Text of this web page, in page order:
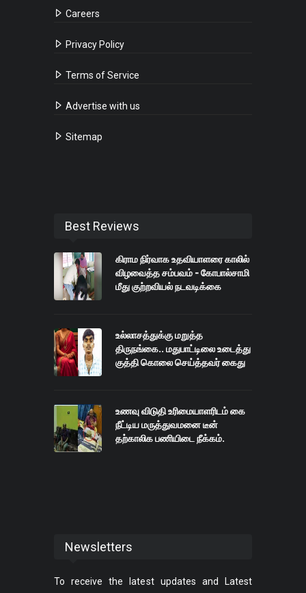
Careers
Privacy Policy
Terms of Service
Advertise with us
Sitemap
Best Reviews
கிராம நிர்வாக உதவியாளரை காலில்
விழவைத்த சம்பவம் - கோபால்சாமி
மீது குற்றவியல் நடவடிக்கை
உல்லாசத்துக்கு மறுத்த
திருநங்கை.. மதுபாட்டிலை உடைத்து
குத்தி கொலை செய்த்தவர் கைது
உணவு விடுதி உரிமையாளரிடம் கை
நீட்டிய மருத்துவமனை டீன்
தற்காலிக பணியிடை நீக்கம்.
Newsletters
To receive the latest updates and Latest